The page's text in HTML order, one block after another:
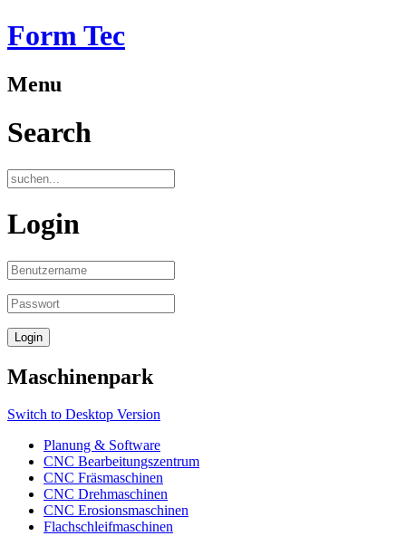
Form Tec
Menu
Search
Login
Maschinenpark
Switch to Desktop Version
Planung & Software
CNC Bearbeitungszentrum
CNC Fräsmaschinen
CNC Drehmaschinen
CNC Erosionsmaschinen
Flachschleifmaschinen